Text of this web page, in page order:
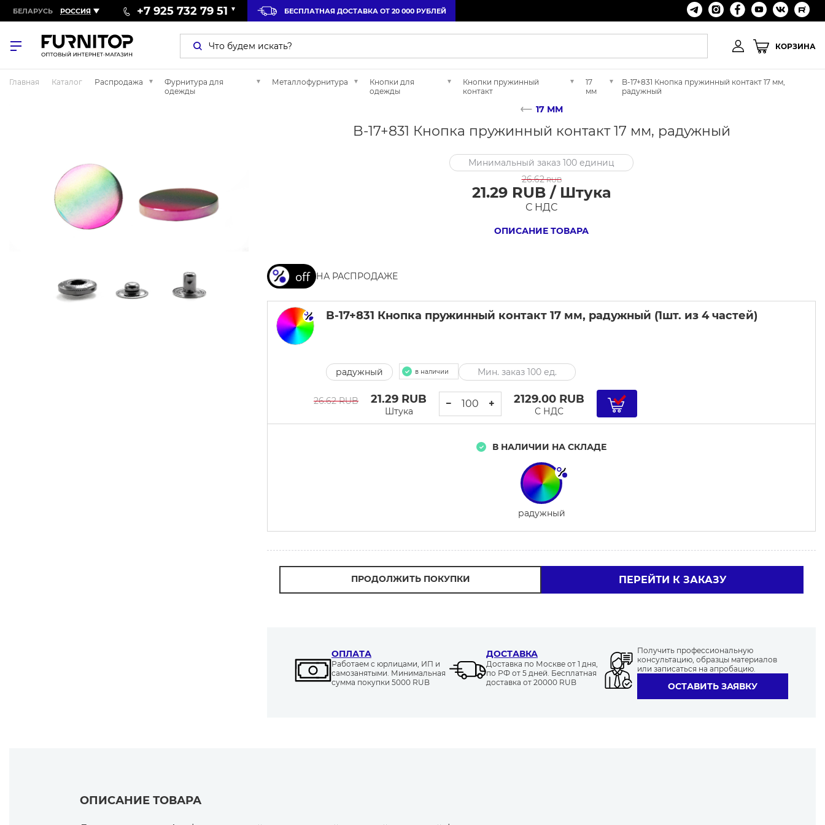
БЕЛАРУСЬ РОССИЯ +7 925 732 79 51 БЕСПЛАТНАЯ ДОСТАВКА ОТ 20 000 РУБЛЕЙ
КОРЗИНА
Главная Каталог Распродажа
Фурнитура для
одежды
Металлофурнитура
Кнопки для
одежды
Кнопки пружинный
контакт
17
мм
B-17+831 Кнопка пружинный контакт 17 мм,
радужный
17 ММ
B-17+831 Кнопка пружинный контакт 17 мм, радужный
Минимальный заказ 100 единиц
26.62RUB
21.29 RUB / Штука
С НДС
ОПИСАНИЕ ТОВАРА
НА РАСПРОДАЖЕ
B-17+831 Кнопка пружинный контакт 17 мм, радужный (1шт. из 4 частей)
радужный в наличии Мин. заказ 100 ед.
26.62 RUB 21.29 RUB
Штука
− + 2129.00 RUB
С НДС
В НАЛИЧИИ НА СКЛАДЕ
радужный
ПРОДОЛЖИТЬ ПОКУПКИ ПЕРЕЙТИ К ЗАКАЗУ
ОПЛАТА
Работаем с юрлицами, ИП и
самозанятыми. Минимальная
сумма покупки 5000 RUB
ДОСТАВКА
Доставка по Москве от 1 дня,
по РФ от 5 дней. Бесплатная
доставка от 20000 RUB
Получить профессиональную
консультацию, образцы материалов
или записаться на апробацию.
ОСТАВИТЬ ЗАЯВКУ
ОПИСАНИЕ ТОВАРА